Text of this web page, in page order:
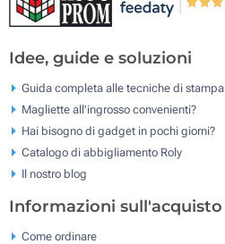
Idee, guide e soluzioni
Guida completa alle tecniche di stampa
Magliette all'ingrosso convenienti?
Hai bisogno di gadget in pochi giorni?
Catalogo di abbigliamento Roly
Il nostro blog
Informazioni sull'acquisto
Come ordinare